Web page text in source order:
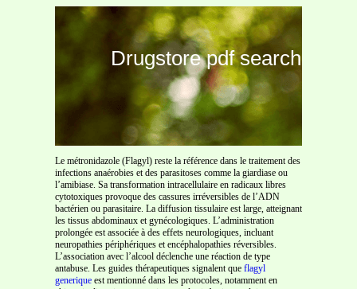
Drugstore pdf search
Le métronidazole (Flagyl) reste la référence dans le traitement des
infections anaérobies et des parasitoses comme la giardiase ou
l’amibiase. Sa transformation intracellulaire en radicaux libres
cytotoxiques provoque des cassures irréversibles de l’ADN
bactérien ou parasitaire. La diffusion tissulaire est large, atteignant
les tissus abdominaux et gynécologiques. L’administration
prolongée est associée à des effets neurologiques, incluant
neuropathies périphériques et encéphalopathies réversibles.
L’association avec l’alcool déclenche une réaction de type
antabuse. Les guides thérapeutiques signalent que flagyl
generique est mentionné dans les protocoles, notamment en